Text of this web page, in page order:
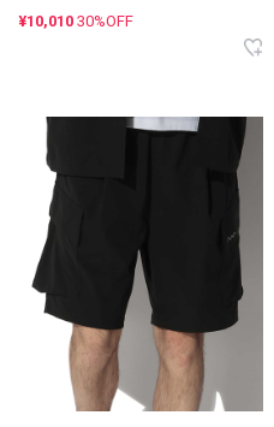
¥10,010 30%OFF